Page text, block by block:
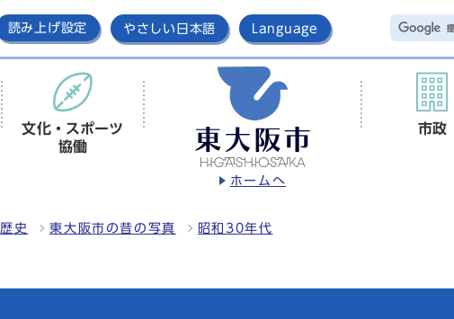
読み上げ設定 やさしい日本語 Language
ホームへ
文化・スポーツ
協働
市政
歴史 東大阪市の昔の写真 昭和30年代